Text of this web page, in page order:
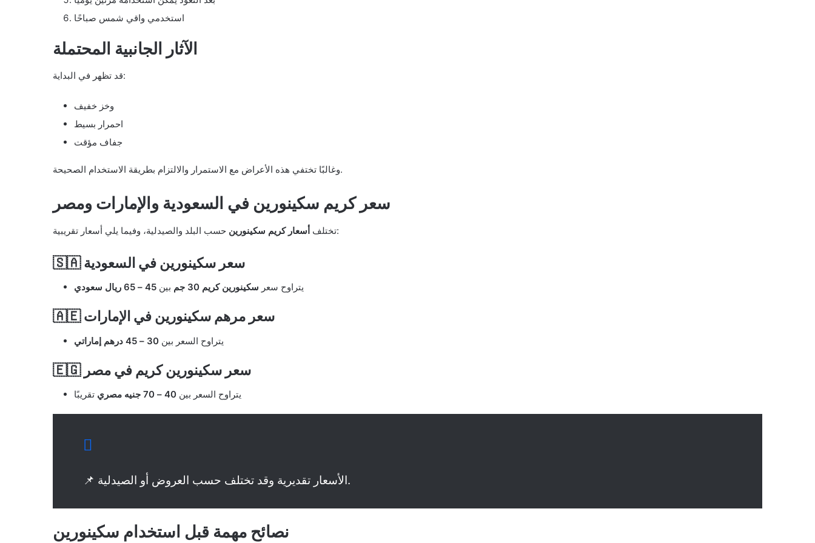
استخدمي واقي شمس صباحًا
الآثار الجانبية المحتملة
قد تظهر في البداية:
وخز خفيف
احمرار بسيط
جفاف مؤقت
وغالبًا تختفي هذه الأعراض مع الاستمرار والالتزام بطريقة الاستخدام الصحيحة.
سعر كريم سكينورين في السعودية والإمارات ومصر
تختلف أسعار كريم سكينورين حسب البلد والصيدلية، وفيما يلي أسعار تقريبية:
🇸🇦 سعر سكينورين في السعودية
يتراوح سعر سكينورين كريم 30 جم بين 45 – 65 ريال سعودي
🇦🇪 سعر مرهم سكينورين في الإمارات
يتراوح السعر بين 30 – 45 درهم إماراتي
🇪🇬 سعر سكينورين كريم في مصر
يتراوح السعر بين 40 – 70 جنيه مصري تقريبًا
📌 الأسعار تقديرية وقد تختلف حسب العروض أو الصيدلية.
نصائح مهمة قبل استخدام سكينورين